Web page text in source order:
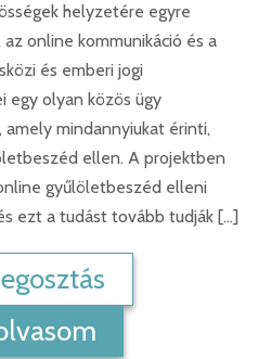
helyzetére egyre
online kommunikáció és a
és emberi jogi
egy olyan közös ügy
mindannyiukat érinti,
ellen. A projektben
gyűlöletbeszéd elleni
ezt a tudást tovább tudják […]